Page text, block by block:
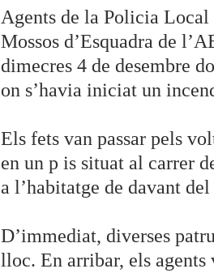
Agents de la Policia
Mossos d’Esquadra de
dimecres 4 de desembre
on s’havia iniciat un
Els fets van passar pels
en un p is situat al carrer
a l’habitatge de davant
D’immediat, diverses
lloc. En arribar, els